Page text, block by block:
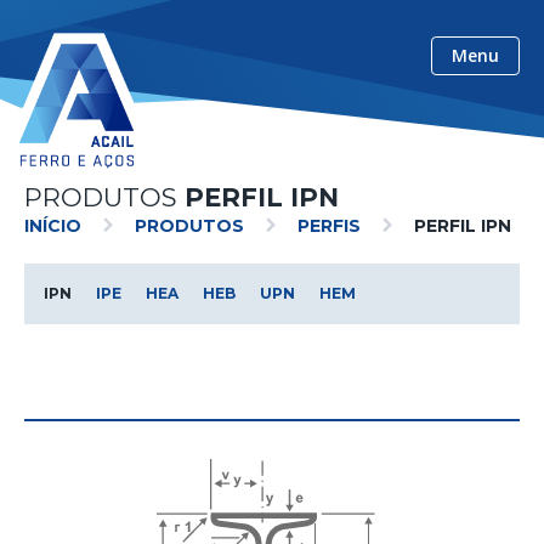
PRODUTOS PERFIL IPN
Menu
INÍCIO PRODUTOS PERFIS PERFIL IPN
IPN IPE HEA HEB UPN HEM